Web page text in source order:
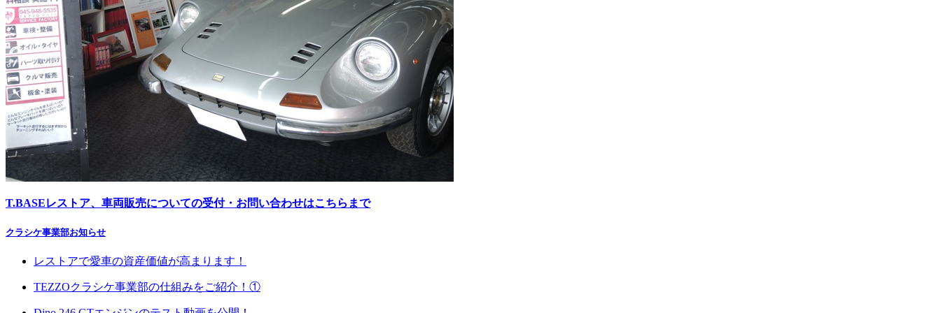
T.BASEレストア、車両販売についての受付・お問い合わせはこちらまで
クラシケ事業部お知らせ
レストアで愛車の資産価値が高まります！
TEZZOクラシケ事業部の仕組みをご紹介！①